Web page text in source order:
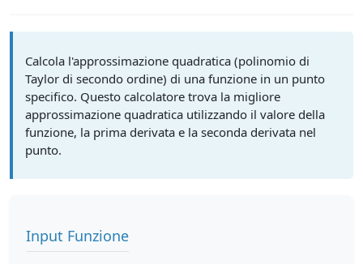
Calcola l'approssimazione quadratica (polinomio di
Taylor di secondo ordine) di una funzione in un punto
specifico. Questo calcolatore trova la migliore
approssimazione quadratica utilizzando il valore della
funzione, la prima derivata e la seconda derivata nel
punto.
Input Funzione